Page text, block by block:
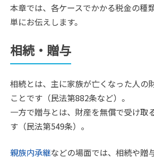
本章では、各ケースでかかる税金の種
単にお伝えします。
相続・贈与
相続とは、主に家族が亡くなった人の
ことです（民法第882条など）。
一方で贈与とは、財産を無償で受け取
す（民法第549条）。
親族内承継などの場面では、相続や贈